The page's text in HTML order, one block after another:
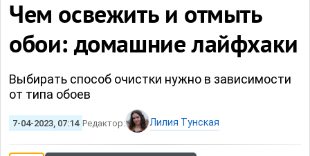
Чем освежить и отмыть
обои: домашние лайфхаки
Выбирать способ очистки нужно в зависимости
от типа обоев
7-04-2023, 07:14 Редактор: Лилия Тунская